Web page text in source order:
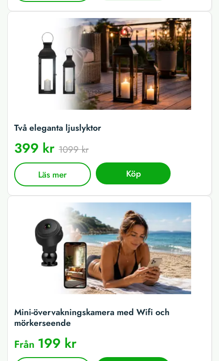
Två eleganta ljuslyktor
399 kr 1099 kr
Läs mer Köp
Mini-övervakningskamera med Wifi och
mörkerseende
Från 199 kr